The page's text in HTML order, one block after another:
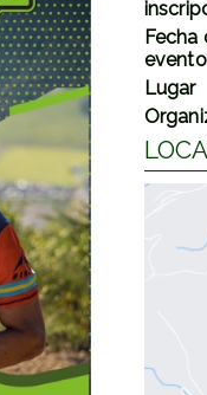
Fecha
evento
Lugar